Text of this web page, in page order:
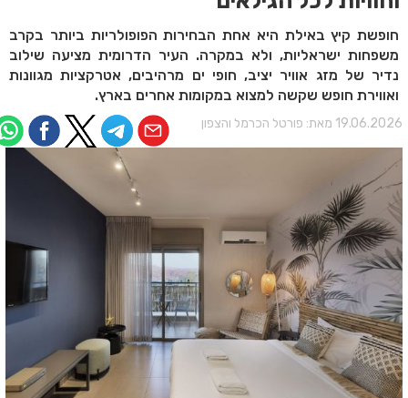
חופשת קיץ באילת היא אחת הבחירות הפופולריות ביותר בקרב
משפחות ישראליות, ולא במקרה. העיר הדרומית מציעה שילוב
נדיר של מזג אוויר יציב, חופי ים מרהיבים, אטרקציות מגוונות
ואווירת חופש שקשה למצוא במקומות אחרים בארץ.
מאת: פורטל הכרמל והצפון